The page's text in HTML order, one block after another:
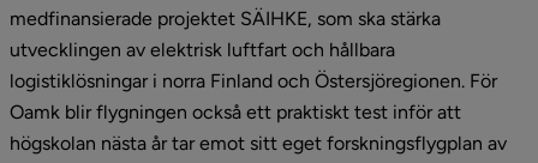
medfinansierade projektet SÄIHKE, som ska stärka
utvecklingen av elektrisk luftfart och hållbara
logistiklösningar i norra Finland och Östersjöregionen. För
Oamk blir flygningen också ett praktiskt test inför att
högskolan nästa år tar emot sitt eget forskningsflygplan av